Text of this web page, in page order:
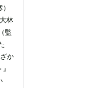
林
監
か